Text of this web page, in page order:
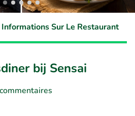
Informations Sur Le Restaurant
bij Sensai